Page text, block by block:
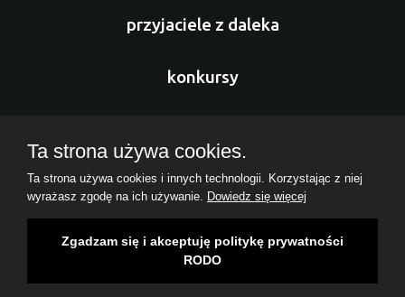
przyjaciele z daleka
konkursy
nasz zespół
Copyrights ( c ) 2026 Fundacja Missio Cordis
Ta strona używa cookies.
Ta strona używa cookies i innych technologii. Korzystając z niej
wyrażasz zgodę na ich używanie. Dowiedz się więcej
Zgadzam się i akceptuję politykę prywatności
RODO